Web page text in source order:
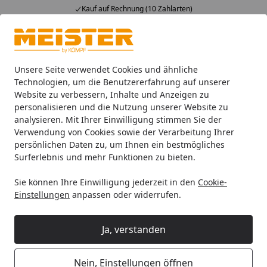
Unsere Seite verwendet Cookies und ähnliche
Technologien, um die Benutzererfahrung auf unserer
Website zu verbessern, Inhalte und Anzeigen zu
personalisieren und die Nutzung unserer Website zu
analysieren. Mit Ihrer Einwilligung stimmen Sie der
Verwendung von Cookies sowie der Verarbeitung Ihrer
persönlichen Daten zu, um Ihnen ein bestmögliches
Surferlebnis und mehr Funktionen zu bieten.
Sie können Ihre Einwilligung jederzeit in den Cookie-
Einstellungen anpassen oder widerrufen.
Ja, verstanden
Nein, Einstellungen öffnen
Fachberatung & individuelle Angebote
Alle Produkte
Mein Konto
Suchen
Startseite
Böden Laminatböden LC 55 (S) Kurzdielen
MeisterDesign. laminate LC 55 (S)
Kurzdielen
Kategorien
19 Artikel gefunden